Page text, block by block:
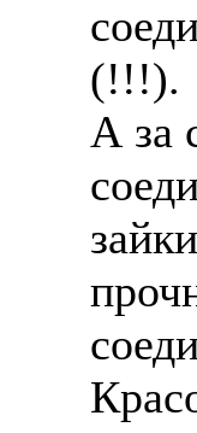
(!!!).
А за